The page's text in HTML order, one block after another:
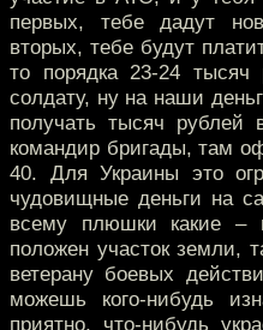
первых, тебе дадут
вторых, тебе будут
то порядка 23-24
солдату, ну на наши
получать тысяч
командир бригады, там
40. Для Украины это
чудовищные деньги на
всему плюшки какие –
положен участок земли,
ветерану боевых
можешь кого-нибудь
приятно, что-нибудь